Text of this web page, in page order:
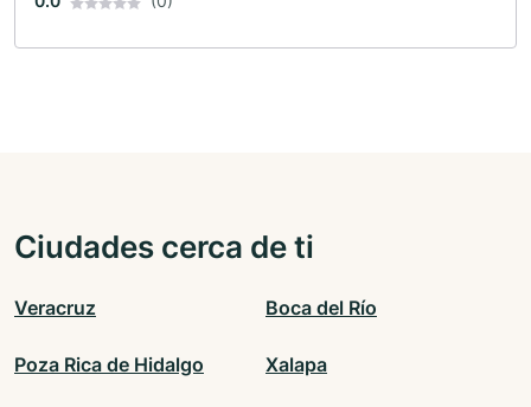
Ciudades cerca de ti
Veracruz Boca del Río
Poza Rica de Hidalgo Xalapa